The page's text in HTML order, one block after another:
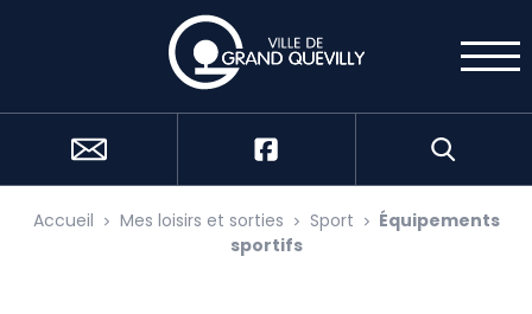
Accueil Mes loisirs et sorties Sport
Équipements
sportifs